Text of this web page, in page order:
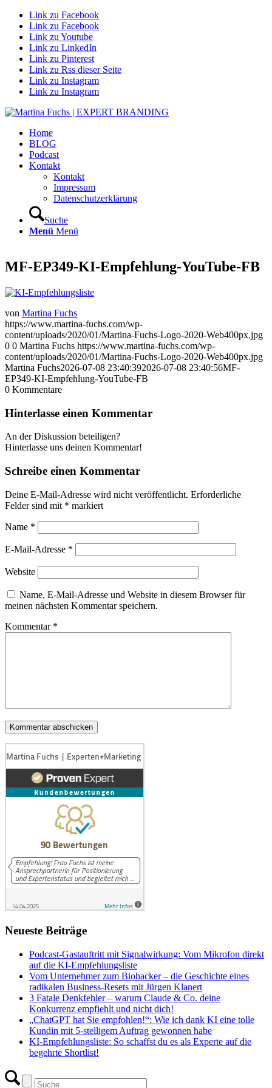
Link zu Facebook
Link zu Facebook
Link zu Youtube
Link zu LinkedIn
Link zu Pinterest
Link zu Rss dieser Seite
Link zu Instagram
Link zu Instagram
Home
BLOG
Podcast
Kontakt
Kontakt
Impressum
Datenschutzerklärung
Suche
Menü Menü
MF-EP349-KI-Empfehlung-YouTube-FB
von Martina Fuchs
https://www.martina-fuchs.com/wp-
content/uploads/2020/01/Martina-Fuchs-Logo-2020-Web400px.jpg
0 0 Martina Fuchs https://www.martina-fuchs.com/wp-
content/uploads/2020/01/Martina-Fuchs-Logo-2020-Web400px.jpg
Martina Fuchs2026-07-08 23:40:392026-07-08 23:40:56MF-
EP349-KI-Empfehlung-YouTube-FB
0 Kommentare
Hinterlasse einen Kommentar
An der Diskussion beteiligen?
Hinterlasse uns deinen Kommentar!
Schreibe einen Kommentar
Deine E-Mail-Adresse wird nicht veröffentlicht. Erforderliche
Felder sind mit * markiert
Name *
E-Mail-Adresse *
Website
Name, E-Mail-Adresse und Website in diesem Browser für
meinen nächsten Kommentar speichern.
Kommentar *
Neueste Beiträge
Podcast-Gastauftritt mit Signalwirkung: Vom Mikrofon direkt
auf die KI-Empfehlungsliste
Vom Unternehmer zum Biohacker – die Geschichte eines
radikalen Business-Resets mit Jürgen Klanert
3 Fatale Denkfehler – warum Claude & Co. deine
Konkurrenz empfiehlt und nicht dich!
„ChatGPT hat Sie empfohlen!“: Wie ich dank KI eine tolle
Kundin mit 5-stelligem Auftrag gewonnen habe
KI-Empfehlungsliste: So schaffst du es als Experte auf die
begehrte Shortlist!